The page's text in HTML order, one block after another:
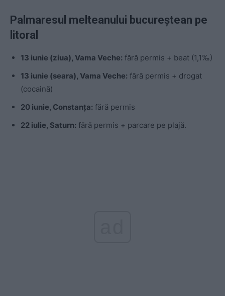
Palmaresul melteanului bucureștean pe
litoral
13 iunie (ziua), Vama Veche: fără permis + beat (1,1‰)
13 iunie (seara), Vama Veche: fără permis + drogat
(cocaină)
20 iunie, Constanța: fără permis
22 iulie, Saturn: fără permis + parcare pe plajă.